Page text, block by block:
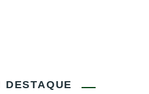
DESTAQUE